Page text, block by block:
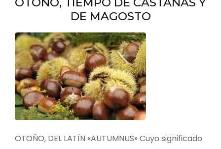
DE MAGOSTO
OTOÑO, DEL LATÍN «AUTUMNUS» Cuyo significado